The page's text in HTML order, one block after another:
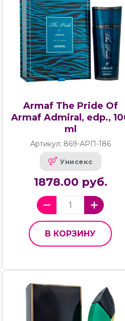
Armaf The Pride Of
Armaf Admiral, edp.,
ml
Артикул: 869-АРП-186
Унисекс
1878.00 руб.
В КОРЗИНУ